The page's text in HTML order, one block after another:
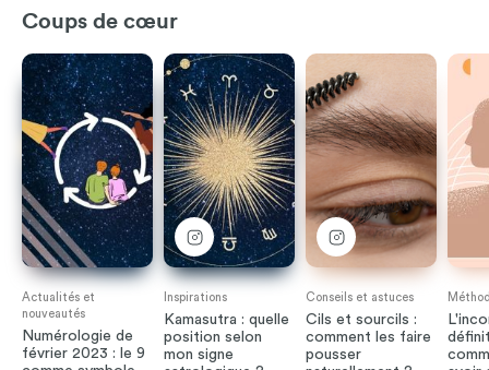
Coups de cœur
Actualités et
nouveautés
Numérologie de
février 2023 : le 9
Inspirations
Kamasutra : quelle
position selon
mon signe
Conseils et astuces
Cils et sourcils :
comment les faire
pousser